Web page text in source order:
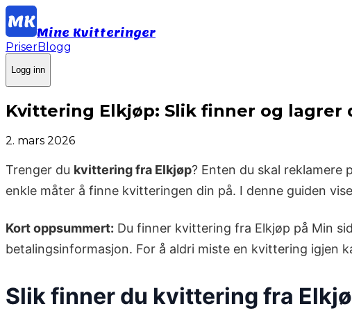
Mine Kvitteringer
PriserBlogg
Logg inn
Kvittering Elkjøp: Slik finner og lagrer
2. mars 2026
Trenger du kvittering fra Elkjøp? Enten du skal
enkle måter å finne kvitteringen din på. I denne guiden
Kort oppsummert: Du finner kvittering fra Elkjøp på Min
betalingsinformasjon. For å aldri miste en kvittering igjen
Slik finner du kvittering fra